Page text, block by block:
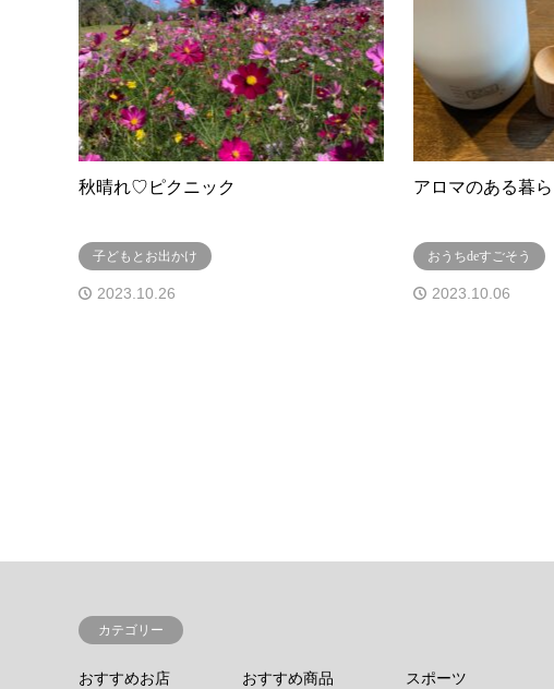
秋晴れ♡ピクニック
子どもとお出かけ
2023.10.26
アロマのある暮
おうちdeすごそう
2023.10.06
カテゴリー
おすすめお店 おすすめ商品 スポーツ